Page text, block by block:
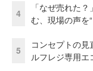
4
「なぜ売れた
む、現場の声を
5
コンセプトの
ルフレジ専用